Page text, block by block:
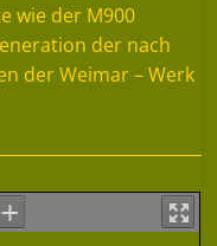
wie der M900
der nach
der Weimar – Werk